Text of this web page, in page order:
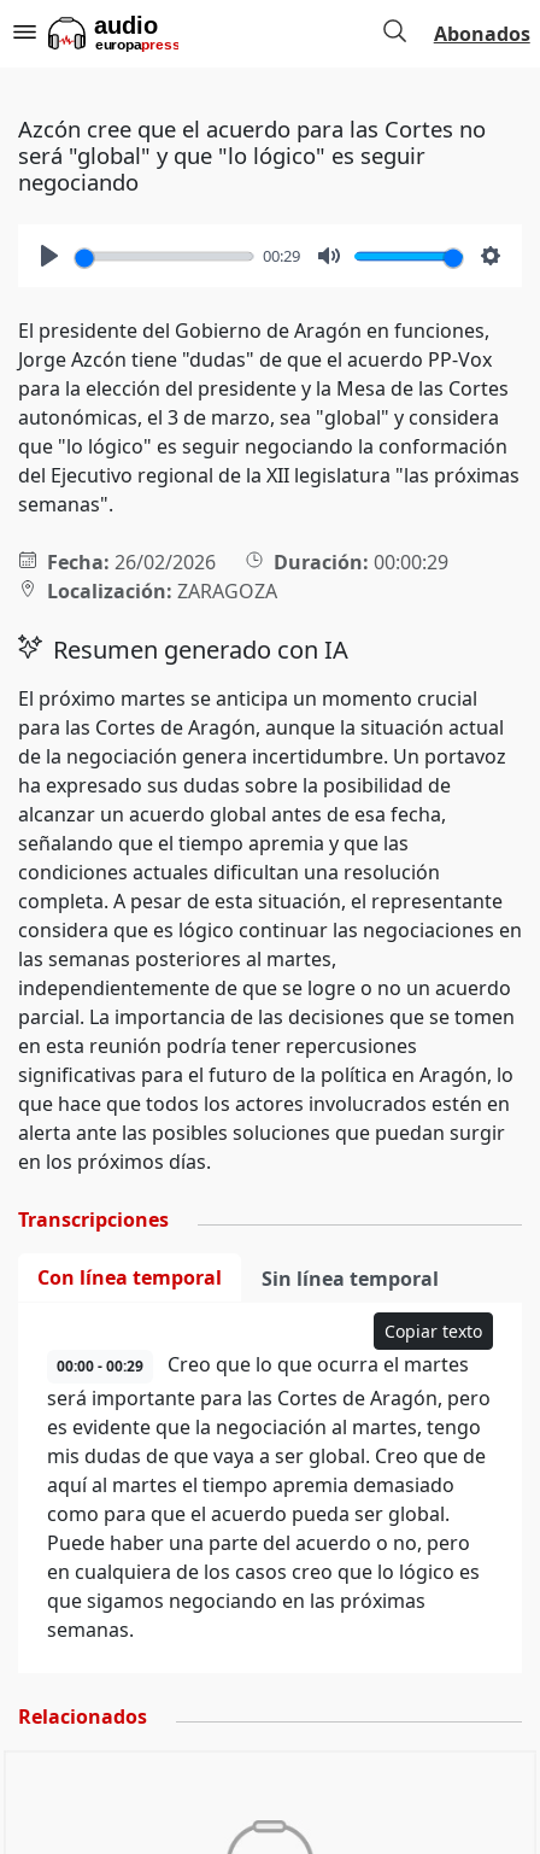
Abonados
Azcón cree que el acuerdo para las Cortes no
será "global" y que "lo lógico" es seguir
negociando
00:29
El presidente del Gobierno de Aragón en funciones,
Jorge Azcón tiene "dudas" de que el acuerdo PP-Vox
para la elección del presidente y la Mesa de las Cortes
autonómicas, el 3 de marzo, sea "global" y considera
que "lo lógico" es seguir negociando la conformación
del Ejecutivo regional de la XII legislatura "las próximas
semanas".
Fecha: 26/02/2026 Duración: 00:00:29
Localización: ZARAGOZA
Resumen generado con IA
El próximo martes se anticipa un momento crucial
para las Cortes de Aragón, aunque la situación actual
de la negociación genera incertidumbre. Un portavoz
ha expresado sus dudas sobre la posibilidad de
alcanzar un acuerdo global antes de esa fecha,
señalando que el tiempo apremia y que las
condiciones actuales dificultan una resolución
completa. A pesar de esta situación, el representante
considera que es lógico continuar las negociaciones en
las semanas posteriores al martes,
independientemente de que se logre o no un acuerdo
parcial. La importancia de las decisiones que se tomen
en esta reunión podría tener repercusiones
significativas para el futuro de la política en Aragón, lo
que hace que todos los actores involucrados estén en
alerta ante las posibles soluciones que puedan surgir
en los próximos días.
Transcripciones
Con línea temporal Sin línea temporal
Copiar texto
00:00 - 00:29
Creo que lo que ocurra el martes
será importante para las Cortes de Aragón, pero
es evidente que la negociación al martes, tengo
mis dudas de que vaya a ser global. Creo que de
aquí al martes el tiempo apremia demasiado
como para que el acuerdo pueda ser global.
Puede haber una parte del acuerdo o no, pero
en cualquiera de los casos creo que lo lógico es
que sigamos negociando en las próximas
semanas.
Relacionados